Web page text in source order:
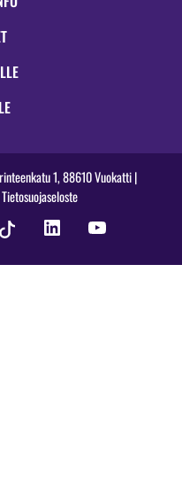
1, 88610 Vuokatti |
Tietosuojaseloste